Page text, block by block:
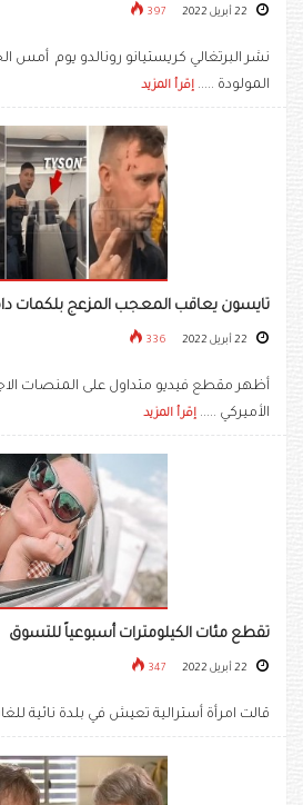
397
نشر البرتغالي كريستيانو رونالدو يوم أمس
المولودة ..... إقرأ المزيد
تايسون يعاقب المعجب المزعج بلكمات
336
أظهر مقطع فيديو متداول على المنصات
الأميركي ..... إقرأ المزيد
تقطع مئات الكيلومترات أسبوعياً للتسوق
347
قالت امرأة أسترالية تعيش في بلدة نائية